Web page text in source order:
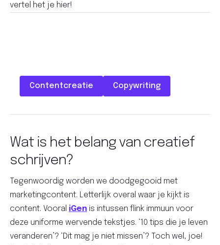
vertel het je hier!
Contentcreatie Copywriting
Wat is het belang van creatief
schrijven?
Tegenwoordig worden we doodgegooid met
marketingcontent. Letterlijk overal waar je kijkt is
content. Vooral iGen is intussen flink immuun voor
deze uniforme wervende tekstjes. ‘10 tips die je leven
veranderen’? ‘Dit mag je niet missen’? Toch wel, joe!